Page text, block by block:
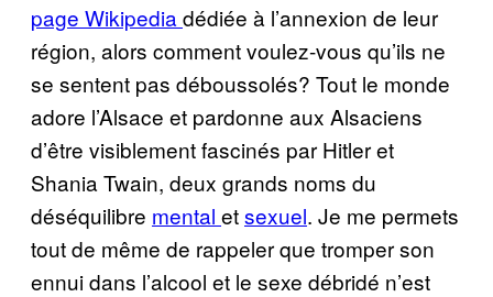
page Wikipedia dédiée à l’annexion de leur
région, alors comment voulez-vous qu’ils ne
se sentent pas déboussolés? Tout le monde
adore l’Alsace et pardonne aux Alsaciens
d’être visiblement fascinés par Hitler et
Shania Twain, deux grands noms du
déséquilibre mental etsexuel. Je me permets
tout de même de rappeler que tromper son
ennui dans l’alcool et le sexe débridé n’est